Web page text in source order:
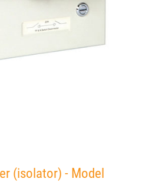
(isolator) - Model